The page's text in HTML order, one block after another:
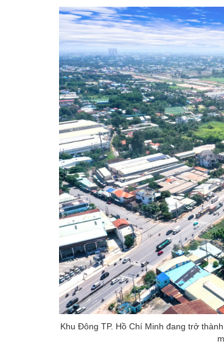
Khu Đông TP. Hồ Chí Minh đang trở